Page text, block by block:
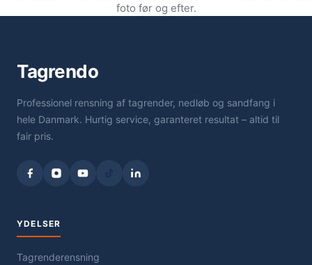
foto før og efter.
Tagrendo
Professionel rensning af tagrender, nedløb og sandfang i
hele Danmark. Hurtig service, garanteret resultat – altid til
fair pris.
YDELSER
Tagrenderensning